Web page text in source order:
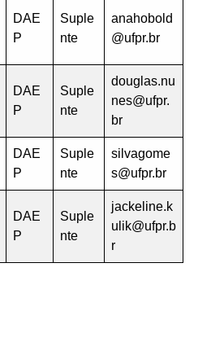
DAE
P
Suple
nte
anahobold
@ufpr.br
DAE
P
Suple
nte
douglas.nu
nes@ufpr.
br
DAE
P
Suple
nte
silvagome
s@ufpr.br
DAE
P
Suple
nte
jackeline.k
ulik@ufpr.b
r